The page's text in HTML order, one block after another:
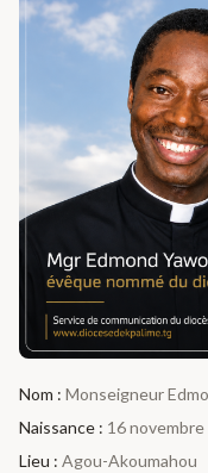
Nom : Monseigneur
Naissance : 16
Lieu : Agou-Akoumahou